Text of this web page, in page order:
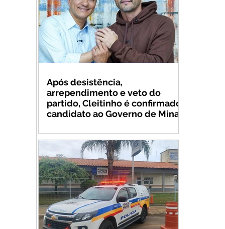
Após desistência,
arrependimento e veto do
partido, Cleitinho é confirmado
candidato ao Governo de Minas